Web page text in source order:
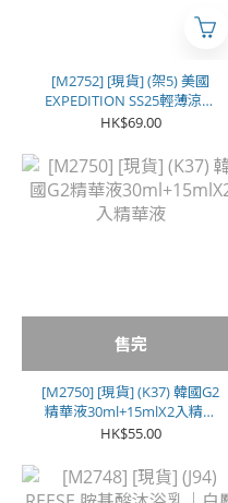
[M2752] [現貨] (架5) 美國
EXPEDITION SS25輕薄涼感
防風防曬外套
HK$69.00
售完
[M2750] [現貨] (K37) 韓國G2
精華液30ml+15mlX2入精華
液
HK$55.00